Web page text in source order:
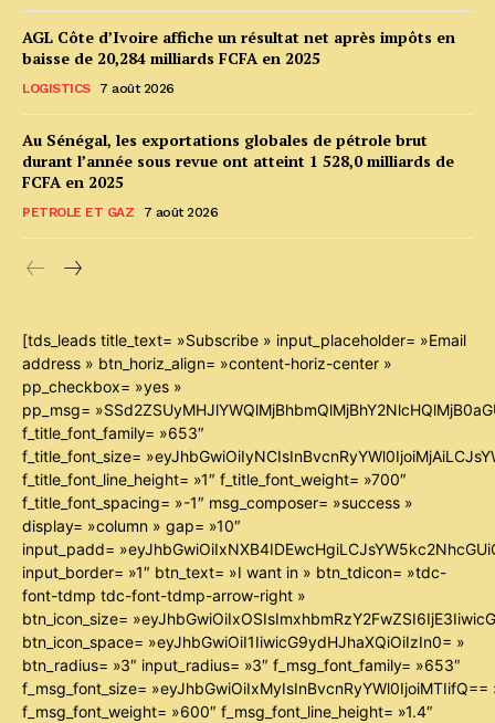
AGL Côte d’Ivoire affiche un résultat net après impôts en
baisse de 20,284 milliards FCFA en 2025
LOGISTICS 7 août 2026
Au Sénégal, les exportations globales de pétrole brut
durant l’année sous revue ont atteint 1 528,0 milliards de
FCFA en 2025
PETROLE ET GAZ 7 août 2026
[tds_leads title_text= »Subscribe » input_placeholder= »Email
address » btn_horiz_align= »content-horiz-center »
pp_checkbox= »yes »
pp_msg=
f_title_font_family= »653″
f_title_font_size=
f_title_font_line_height= »1″ f_title_font_weight= »700″
f_title_font_spacing= »-1″ msg_composer= »success »
display= »column » gap= »10″
input_padd=
input_border= »1″ btn_text= »I want in » btn_tdicon= »tdc-
font-tdmp tdc-font-tdmp-arrow-right »
btn_icon_size=
btn_icon_space= »eyJhbGwiOiI1IiwicG9ydHJhaXQiOiIzIn0= »
btn_radius= »3″ input_radius= »3″ f_msg_font_family= »653″
f_msg_font_size= »eyJhbGwiOiIxMyIsInBvcnRyYWl0IjoiMTIifQ==
f_msg_font_weight= »600″ f_msg_font_line_height= »1.4″